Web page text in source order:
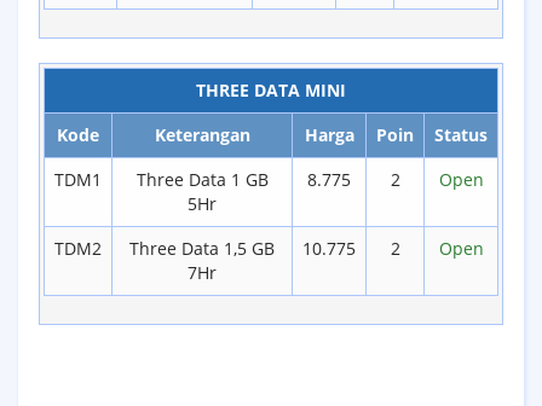
THREE DATA MINI
Kode
Keterangan Harga Poin
Status
TDM1
Three Data 1 GB
5Hr
8.775 2 Open
TDM2
Three Data 1,5 GB
7Hr
10.775 2 Open